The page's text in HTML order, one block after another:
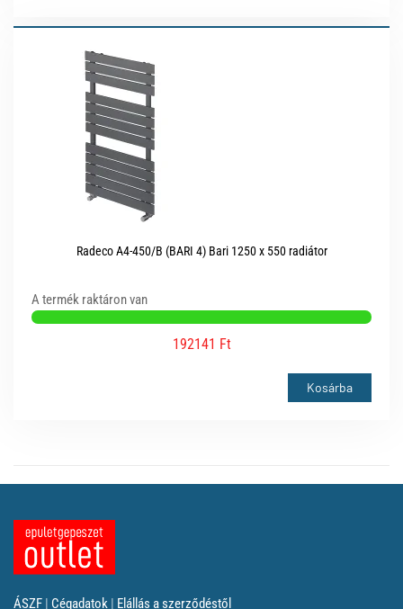
Radeco A4-450/B (BARI 4) Bari 1250 x 550 radiátor
A termék raktáron van
192141 Ft
Kosárba
ÁSZF | Cégadatok | Elállás a szerződéstől